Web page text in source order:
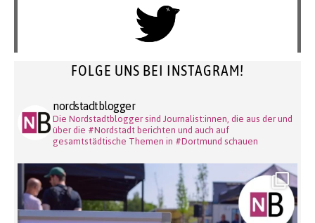
FOLGE UNS BEI INSTAGRAM!
nordstadtblogger
Die Nordstadtblogger sind Journalist:innen, die aus der und
über die #Nordstadt berichten und auch auf
gesamtstädtische Themen in #Dortmund schauen